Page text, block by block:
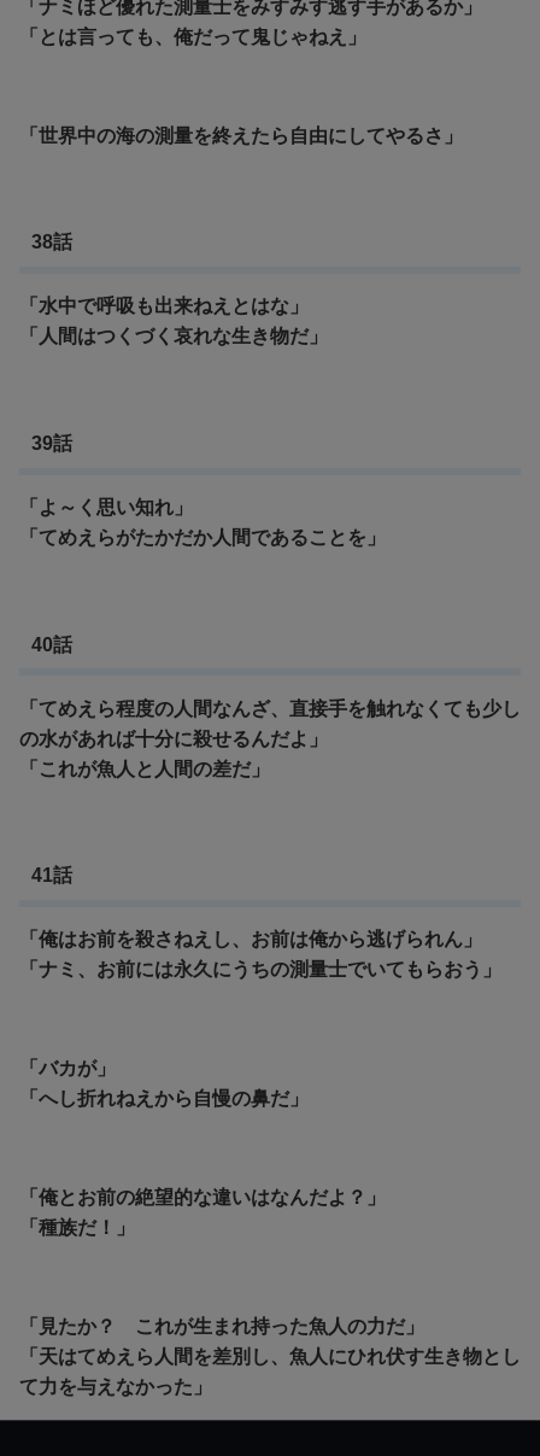
「ナミほど優れた測量士をみすみす逃す手があるか」
「とは言っても、俺だって鬼じゃねえ」
「世界中の海の測量を終えたら自由にしてやるさ」
38話
「水中で呼吸も出来ねえとはな」
「人間はつくづく哀れな生き物だ」
39話
「よ～く思い知れ」
「てめえらがたかだか人間であることを」
40話
「てめえら程度の人間なんざ、直接手を触れなくても少し
の水があれば十分に殺せるんだよ」
「これが魚人と人間の差だ」
41話
「俺はお前を殺さねえし、お前は俺から逃げられん」
「ナミ、お前には永久にうちの測量士でいてもらおう」
「バカが」
「へし折れねえから自慢の鼻だ」
「俺とお前の絶望的な違いはなんだよ？」
「種族だ！」
「見たか？ これが生まれ持った魚人の力だ」
「天はてめえら人間を差別し、魚人にひれ伏す生き物とし
て力を与えなかった」